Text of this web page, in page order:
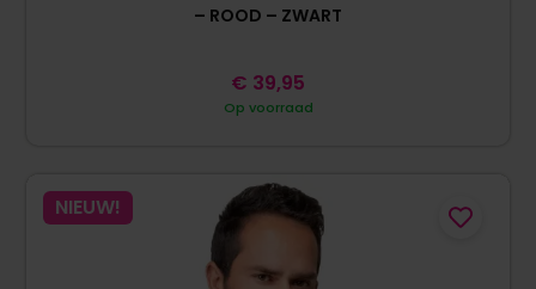
– ROOD – ZWART
Op voorraad
€ 39,95
NIEUW!